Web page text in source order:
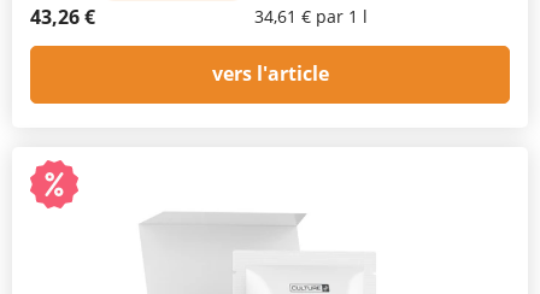
43,26 € 34,61 € par 1 l
vers l'article